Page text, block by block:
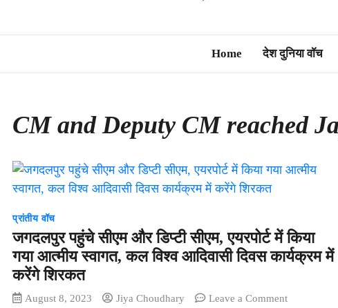
Dainik Home देश दुनिया वॉच
CM and Deputy CM reached
प्रांतीय वॉच
जगदलपुर पहुंचे सीएम और डिप्टी सीएम, एयरपोर्ट में किया
गया आत्मीय स्वागत, कल विश्व आदिवासी दिवस कार्यक्रम में
करेंगे शिरकत
August 8, 2023 Jiya Choudhary Leave a Commenton